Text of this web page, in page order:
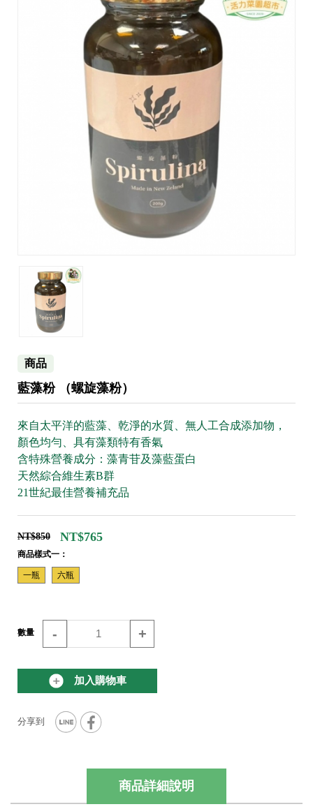
商品
藍藻粉 （螺旋藻粉）
來自太平洋的藍藻、乾淨的水質、無人工合成添加物，
顏色均勻、具有藻類特有香氣
含特殊營養成分：藻青苷及藻藍蛋白
天然綜合維生素B群
21世紀最佳營養補充品
NT$850 NT$765
商品樣式一：
一瓶 六瓶
數量 - +
加入購物車
商品詳細說明